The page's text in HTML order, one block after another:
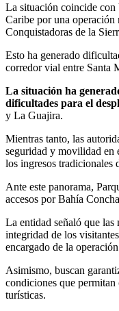
La situación coincide con
Caribe por una
Conquistadoras de la
Esto ha generado
corredor vial entre Santa
La situación ha
dificultades para el
y La Guajira.
Mientras tanto, las
seguridad y movilidad en
los ingresos tradicionales
Ante este panorama,
accesos por Bahía
La entidad señaló que las
integridad de los
encargado de la
Asimismo, buscan
condiciones que
turísticas.